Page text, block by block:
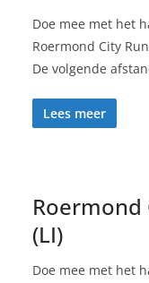
Doe mee met het
Roermond City
De volgende
Lees meer
Roermond
(LI)
Doe mee met het